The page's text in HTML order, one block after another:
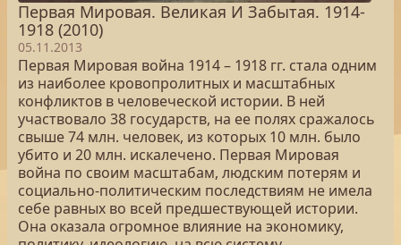
Первая Мировая. Великая И Забытая. 1914-
1918 (2010)
05.11.2013
Первая Мировая война 1914 – 1918 гг. стала одним
из наиболее кровопролитных и масштабных
конфликтов в человеческой истории. В ней
участвовало 38 государств, на ее полях сражалось
свыше 74 млн. человек, из которых 10 млн. было
убито и 20 млн. искалечено. Первая Мировая
война по своим масштабам, людским потерям и
социально-политическим последствиям не имела
себе равных во всей предшествующей истории.
Она оказала огромное влияние на экономику,